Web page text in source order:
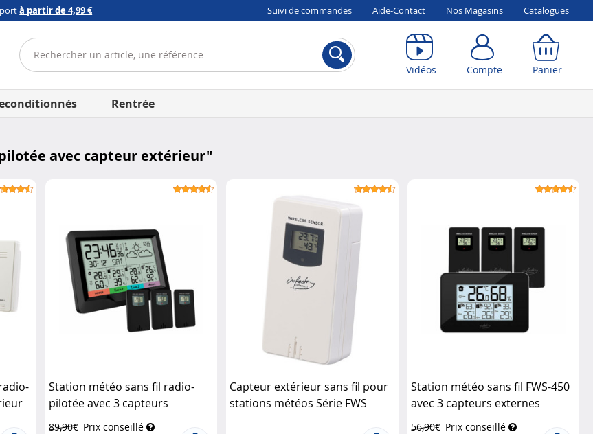
portà partir de 4,99 € Suivi de commandes Aide-Contact Nos Magasins Catalogues
Vidéos Compte Panier
Rentrée
avec capteur extérieur"
Station météo sans fil radio-
pilotée avec 3 capteurs
extérieurs : FWS-400
89,90€ Prix conseillé
Capteur extérieur sans fil pour
stations météos Série FWS
Station météo sans fil FWS-450
avec 3 capteurs externes
56,90€ Prix conseillé
Compte Panier